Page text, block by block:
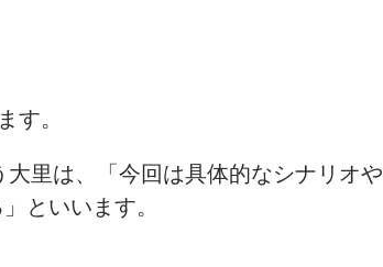
す。
里は、「今回は具体的なシナリオや
といいます。